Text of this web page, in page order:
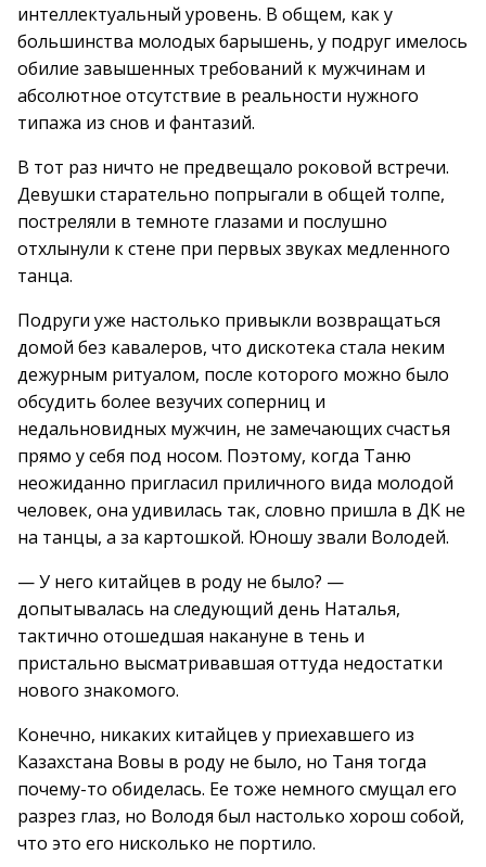
интеллектуальный уровень. В общем, как у
большинства молодых барышень, у подруг имелось
обилие завышенных требований к мужчинам и
абсолютное отсутствие в реальности нужного
типажа из снов и фантазий.
В тот раз ничто не предвещало роковой встречи.
Девушки старательно попрыгали в общей толпе,
постреляли в темноте глазами и послушно
отхлынули к стене при первых звуках медленного
танца.
Подруги уже настолько привыкли возвращаться
домой без кавалеров, что дискотека стала неким
дежурным ритуалом, после которого можно было
обсудить более везучих соперниц и
недальновидных мужчин, не замечающих счастья
прямо у себя под носом. Поэтому, когда Таню
неожиданно пригласил приличного вида молодой
человек, она удивилась так, словно пришла в ДК не
на танцы, а за картошкой. Юношу звали Володей.
— У него китайцев в роду не было? —
допытывалась на следующий день Наталья,
тактично отошедшая накануне в тень и
пристально высматривавшая оттуда недостатки
нового знакомого.
Конечно, никаких китайцев у приехавшего из
Казахстана Вовы в роду не было, но Таня тогда
почему-то обиделась. Ее тоже немного смущал его
разрез глаз, но Володя был настолько хорош собой,
что это его нисколько не портило.